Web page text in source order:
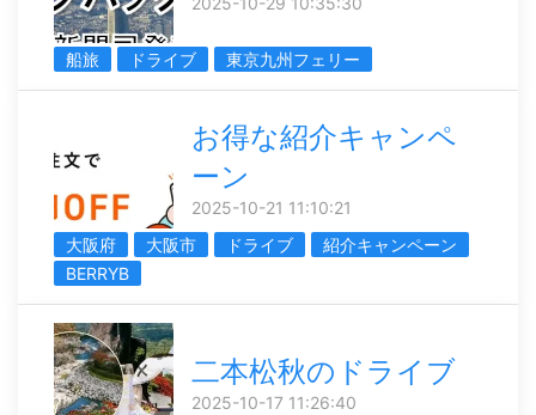
船旅 ドライブ 東京九州フェリー
お得な紹介キャンペ
ーン
2025-10-21 11:10:21
大阪府
大阪市 ドライブ
紹介キャンペーン
BERRYB
二本松秋のドライブ
2025-10-17 11:26:40